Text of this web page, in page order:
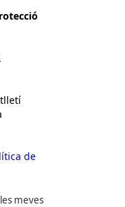
de
meves